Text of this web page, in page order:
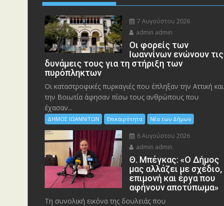
7 Αυγούστου 2026
admin admin
Οι φορείς των
Ιωαννίνων ενώνουν τις
δυνάμεις τους για τη στήριξη των
πυρόπληκτων
Οι καταστροφικές πυρκαγιές που έπληξαν την Αττική και
την Bοιωτία άφησαν πίσω τους ανθρώπους που
έχασαν...
ΔΗΜΟΣ ΙΩΑΝΝΙΤΩΝ Επικαιρότητα Νέα των Δήμων
6 Αυγούστου 2026
admin admin
Θ. Μπέγκας: «Ο Δήμος
μας αλλάζει με σχέδιο,
επιμονή και έργα που
αφήνουν αποτύπωμα»
Τη συνολική εικόνα της δουλειάς που